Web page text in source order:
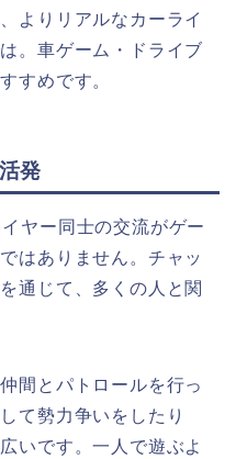
よりリアルなカーライ
。車ゲーム・ドライブ
すめです。
発
ヤー同士の交流がゲー
はありません。チャッ
通じて、多くの人と関
間とパトロールを行っ
て勢力争いをしたり
いです。一人で遊ぶよ